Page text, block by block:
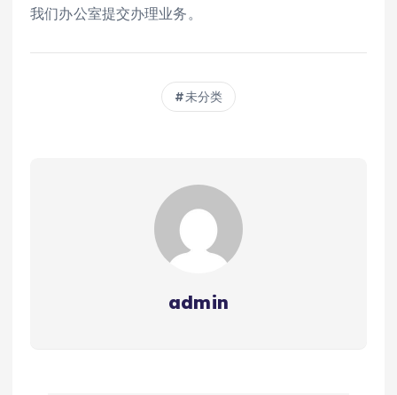
我们办公室提交办理业务。
未分类
admin